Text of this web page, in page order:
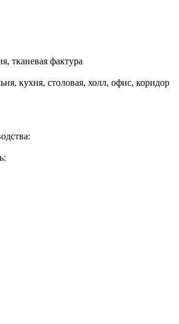
тканевая фактура
кухня, столовая, холл, офис, коридор